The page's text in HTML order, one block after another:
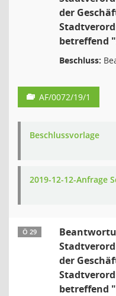
der
betreffend
Beschluss:
AF/0072/19/1
Beschlussvorlage
2019-12-12-Anfrage
Ö 29
der
betreffend